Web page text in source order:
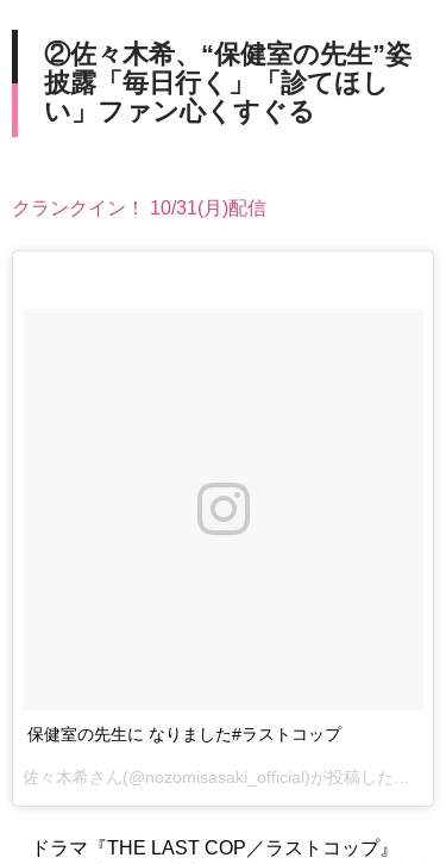
②佐々木希、“保健室の先生”姿
披露「毎日行く」「診てほし
い」ファン心くすぐる
クランクイン！ 10/31(月)配信
保健室の先生に なりました#ラストコップ
ドラマ『THE LAST COP／ラストコップ』